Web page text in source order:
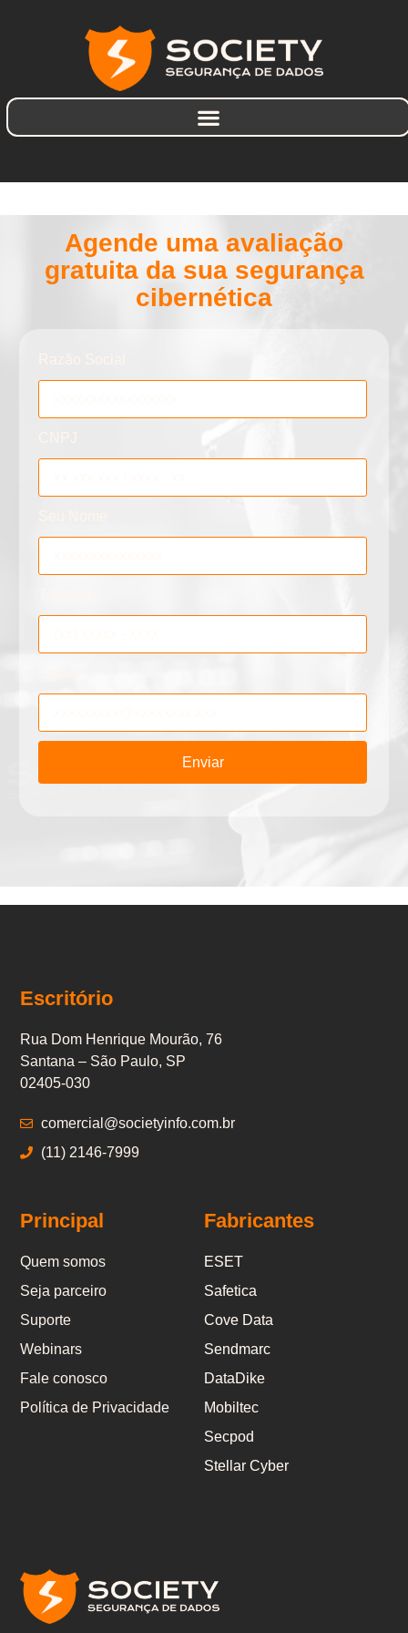
Agende uma avaliação
gratuita da sua segurança
cibernética
Enviar
Fabricantes
ESET
Safetica
Cove Data
Sendmarc
DataDike
Mobiltec
Secpod
Stellar Cyber
Principal
Quem somos
Seja parceiro
Suporte
Webinars
Fale conosco
Política de Privacidade
Escritório
Rua Dom Henrique Mourão, 76
Santana – São Paulo, SP
02405-030
comercial@societyinfo.com.br
(11) 2146-7999